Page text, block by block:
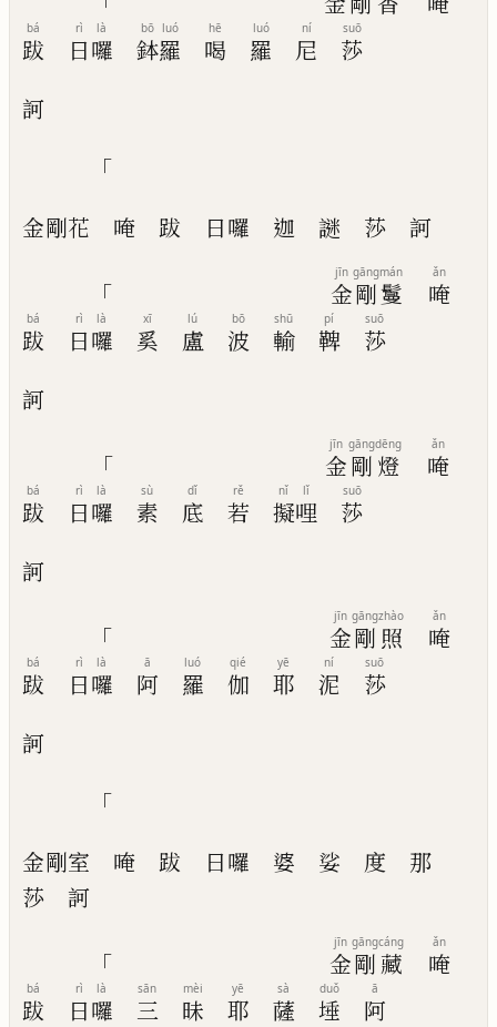
跋
bá
日
rì
囉
là
鉢
bō
羅
luó
喝
hē
羅
luó
尼
ní
莎
suō
訶
「
金剛花 唵 跋 日囉 迦 謎 莎 訶
「 金
jīn
剛
gāng
鬘
mán
唵
ǎn
跋
bá
日
rì
囉
là
奚
xī
盧
lú
波
bō
輸
shū
鞞
pí
莎
suō
訶
「 金
jīn
剛
gāng
燈
dēng
唵
ǎn
跋
bá
日
rì
囉
là
素
sù
底
dǐ
若
rě
擬
nǐ
哩
lǐ
莎
suō
訶
「 金
jīn
剛
gāng
照
zhào
唵
ǎn
跋
bá
日
rì
囉
là
阿
ā
羅
luó
伽
qié
耶
yē
泥
ní
莎
suō
訶
「
金剛室 唵 跋 日囉 婆 娑 度
那
莎
訶
「 金
jīn
剛
gāng
藏
cáng
唵
ǎn
跋
bá
日
rì
囉
là
三
sān
昧
mèi
耶
yē
薩
sà
埵
duǒ
阿
ā